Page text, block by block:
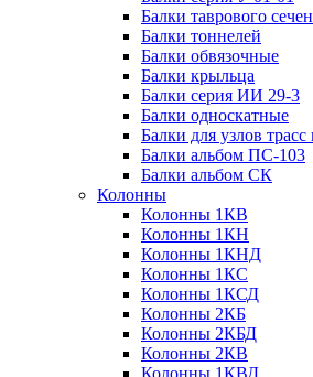
Балки таврового
Балки тоннелей
Балки обвязочные
Балки крыльца
Балки серия ИИ 29-3
Балки односкатные
Балки для узлов трасс
Балки альбом ПС-103
Балки альбом СК
Колонны
Колонны 1КВ
Колонны 1КН
Колонны 1КНД
Колонны 1КС
Колонны 1КСД
Колонны 2КБ
Колонны 2КБД
Колонны 2КВ
Колонны 1КВД